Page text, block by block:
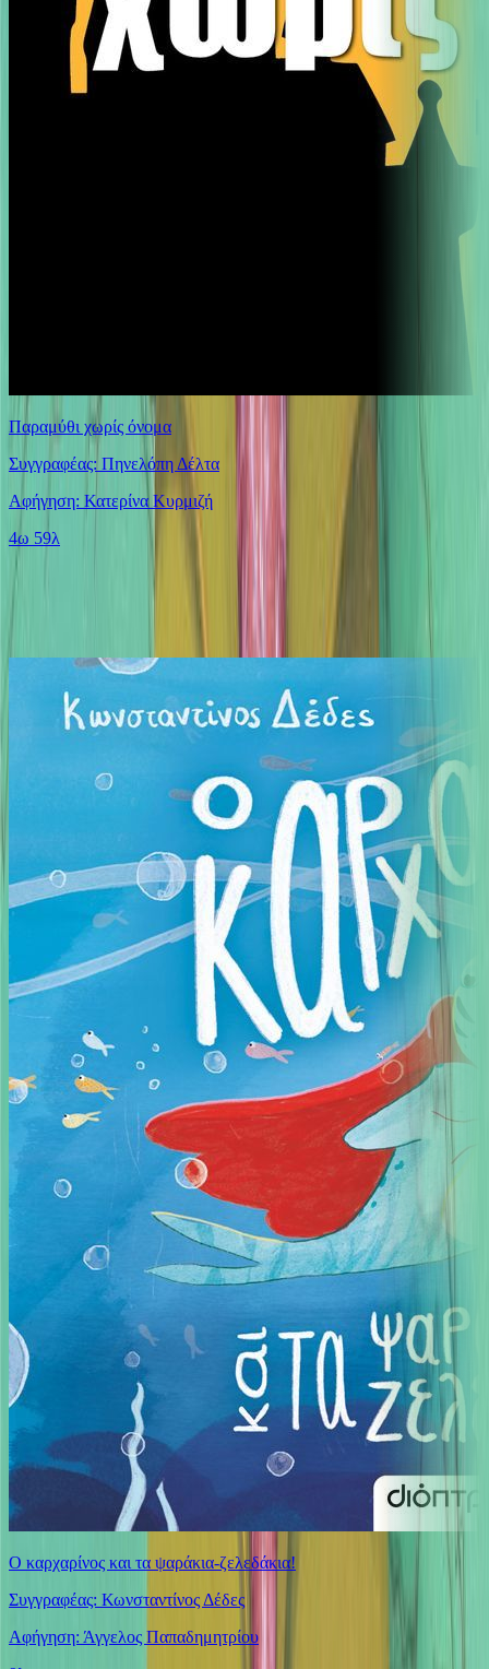
Παραμύθι χωρίς όνομα
Συγγραφέας: Πηνελόπη Δέλτα
Αφήγηση: Κατερίνα Κυρμιζή
4ω 59λ
Παρόμοιες επιλογές
Ο καρχαρίνος και τα ψαράκια-ζελεδάκια!
Συγγραφέας: Κωνσταντίνος Δέδες
Αφήγηση: Άγγελος Παπαδημητρίου